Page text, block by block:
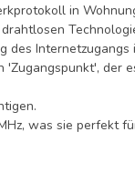
in
der
was sie perfekt